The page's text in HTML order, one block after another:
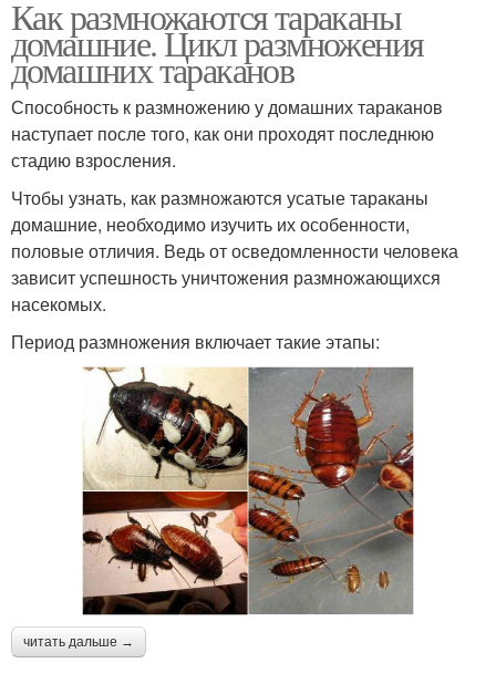
Как размножаются тараканы
домашние. Цикл размножения
домашних тараканов
Способность к размножению у домашних тараканов
наступает после того, как они проходят последнюю
стадию взросления.
Чтобы узнать, как размножаются усатые тараканы
домашние, необходимо изучить их особенности,
половые отличия. Ведь от осведомленности человека
зависит успешность уничтожения размножающихся
насекомых.
Период размножения включает такие этапы:
читать дальше →